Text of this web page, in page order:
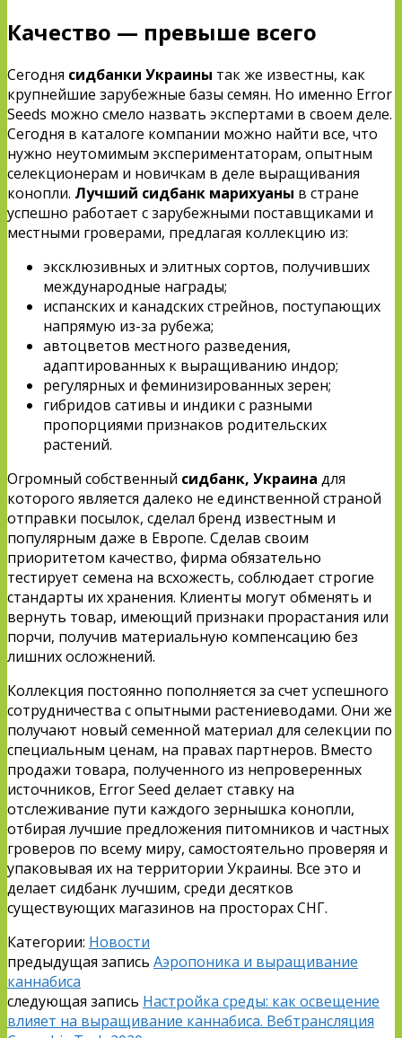
Качество — превыше всего
Сегодня сидбанки Украины так же известны, как
крупнейшие зарубежные базы семян. Но именно Error
Seeds можно смело назвать экспертами в своем деле.
Сегодня в каталоге компании можно найти все, что
нужно неутомимым экспериментаторам, опытным
селекционерам и новичкам в деле выращивания
конопли. Лучший сидбанк марихуаны в стране
успешно работает с зарубежными поставщиками и
местными гроверами, предлагая коллекцию из:
эксклюзивных и элитных сортов, получивших
международные награды;
испанских и канадских стрейнов, поступающих
напрямую из-за рубежа;
автоцветов местного разведения,
адаптированных к выращиванию индор;
регулярных и феминизированных зерен;
гибридов сативы и индики с разными
пропорциями признаков родительских
растений.
Огромный собственный сидбанк, Украина для
которого является далеко не единственной страной
отправки посылок, сделал бренд известным и
популярным даже в Европе. Сделав своим
приоритетом качество, фирма обязательно
тестирует семена на всхожесть, соблюдает строгие
стандарты их хранения. Клиенты могут обменять и
вернуть товар, имеющий признаки прорастания или
порчи, получив материальную компенсацию без
лишних осложнений.
Коллекция постоянно пополняется за счет успешного
сотрудничества с опытными растениеводами. Они же
получают новый семенной материал для селекции по
специальным ценам, на правах партнеров. Вместо
продажи товара, полученного из непроверенных
источников, Error Seed делает ставку на
отслеживание пути каждого зернышка конопли,
отбирая лучшие предложения питомников и частных
гроверов по всему миру, самостоятельно проверяя и
упаковывая их на территории Украины. Все это и
делает сидбанк лучшим, среди десятков
существующих магазинов на просторах СНГ.
Категории: Новости
предыдущая запись Аэропоника и выращивание
каннабиса
следующая запись Настройка среды: как освещение
влияет на выращивание каннабиса. Вебтрансляция